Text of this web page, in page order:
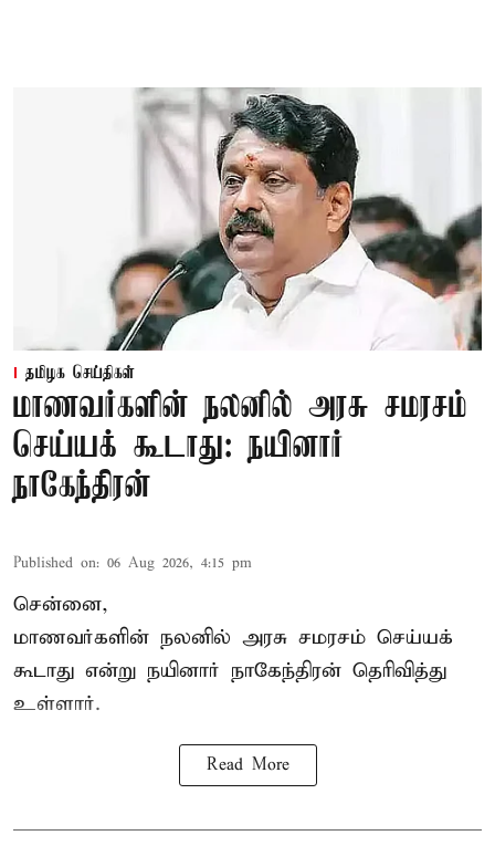
தமிழக செய்திகள்
மாணவர்களின் நலனில் அரசு சமரசம்
செய்யக் கூடாது: நயினார்
நாகேந்திரன்
Published on: 06 Aug 2026, 4:15 pm
சென்னை,
மாணவர்களின் நலனில் அரசு சமரசம் செய்யக்
கூடாது என்று நயினார் நாகேந்திரன் தெரிவித்து
உள்ளார்.
Read More